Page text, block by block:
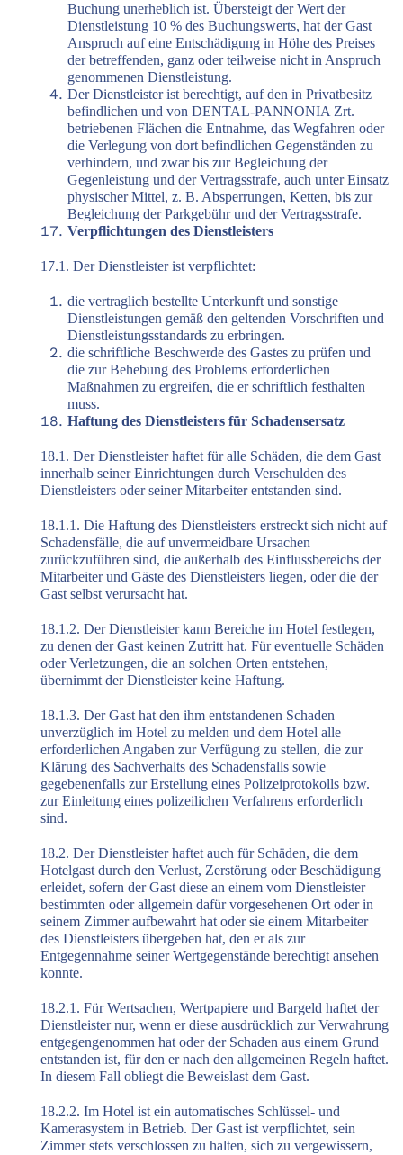
Buchung unerheblich ist. Übersteigt der Wert der
Dienstleistung 10 % des Buchungswerts, hat der Gast
Anspruch auf eine Entschädigung in Höhe des Preises
der betreffenden, ganz oder teilweise nicht in Anspruch
genommenen Dienstleistung.
Der Dienstleister ist berechtigt, auf den in Privatbesitz
befindlichen und von DENTAL-PANNONIA Zrt.
betriebenen Flächen die Entnahme, das Wegfahren oder
die Verlegung von dort befindlichen Gegenständen zu
verhindern, und zwar bis zur Begleichung der
Gegenleistung und der Vertragsstrafe, auch unter Einsatz
physischer Mittel, z. B. Absperrungen, Ketten, bis zur
Begleichung der Parkgebühr und der Vertragsstrafe.
Verpflichtungen des Dienstleisters
17.1. Der Dienstleister ist verpflichtet:
die vertraglich bestellte Unterkunft und sonstige
Dienstleistungen gemäß den geltenden Vorschriften und
Dienstleistungsstandards zu erbringen.
die schriftliche Beschwerde des Gastes zu prüfen und
die zur Behebung des Problems erforderlichen
Maßnahmen zu ergreifen, die er schriftlich festhalten
muss.
Haftung des Dienstleisters für Schadensersatz
18.1. Der Dienstleister haftet für alle Schäden, die dem Gast
innerhalb seiner Einrichtungen durch Verschulden des
Dienstleisters oder seiner Mitarbeiter entstanden sind.
18.1.1. Die Haftung des Dienstleisters erstreckt sich nicht auf
Schadensfälle, die auf unvermeidbare Ursachen
zurückzuführen sind, die außerhalb des Einflussbereichs der
Mitarbeiter und Gäste des Dienstleisters liegen, oder die der
Gast selbst verursacht hat.
18.1.2. Der Dienstleister kann Bereiche im Hotel festlegen,
zu denen der Gast keinen Zutritt hat. Für eventuelle Schäden
oder Verletzungen, die an solchen Orten entstehen,
übernimmt der Dienstleister keine Haftung.
18.1.3. Der Gast hat den ihm entstandenen Schaden
unverzüglich im Hotel zu melden und dem Hotel alle
erforderlichen Angaben zur Verfügung zu stellen, die zur
Klärung des Sachverhalts des Schadensfalls sowie
gegebenenfalls zur Erstellung eines Polizeiprotokolls bzw.
zur Einleitung eines polizeilichen Verfahrens erforderlich
sind.
18.2. Der Dienstleister haftet auch für Schäden, die dem
Hotelgast durch den Verlust, Zerstörung oder Beschädigung
erleidet, sofern der Gast diese an einem vom Dienstleister
bestimmten oder allgemein dafür vorgesehenen Ort oder in
seinem Zimmer aufbewahrt hat oder sie einem Mitarbeiter
des Dienstleisters übergeben hat, den er als zur
Entgegennahme seiner Wertgegenstände berechtigt ansehen
konnte.
18.2.1. Für Wertsachen, Wertpapiere und Bargeld haftet der
Dienstleister nur, wenn er diese ausdrücklich zur Verwahrung
entgegengenommen hat oder der Schaden aus einem Grund
entstanden ist, für den er nach den allgemeinen Regeln haftet.
In diesem Fall obliegt die Beweislast dem Gast.
18.2.2. Im Hotel ist ein automatisches Schlüssel- und
Kamerasystem in Betrieb. Der Gast ist verpflichtet, sein
Zimmer stets verschlossen zu halten, sich zu vergewissern,